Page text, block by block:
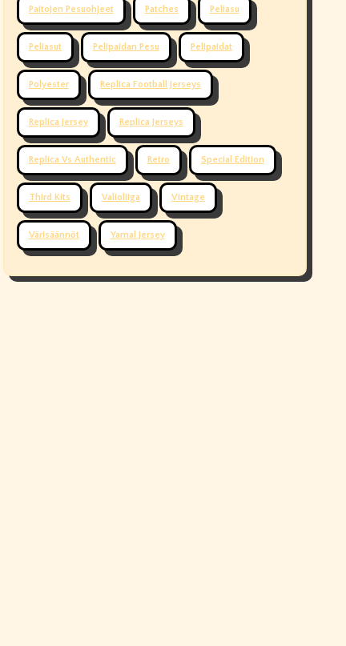
Paitojen Pesuohjeet Patches Peliasu
Peliasut Pelipaidan Pesu Pelipaidat
Polyester Replica Football Jerseys
Replica Jersey Replica Jerseys
Replica Vs Authentic Retro Special Edition
Third Kits Valioliiga Vintage
Värisäännöt Yamal Jersey